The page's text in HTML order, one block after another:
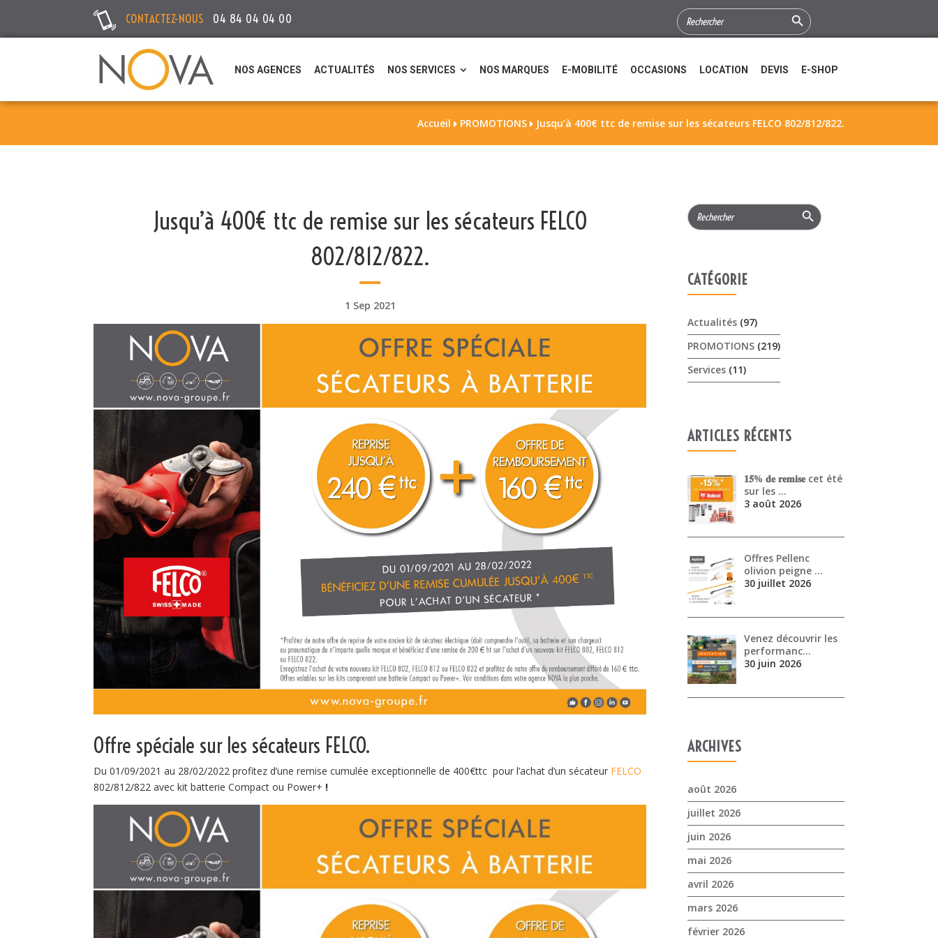
CONTACTEZ-NOUS 04 84 04 04 00
SEARCH
FOR:
Search Button
NOS AGENCES ACTUALITÉS NOS SERVICES NOS MARQUES E-MOBILITÉ OCCASIONS LOCATION DEVIS E-SHOP
Accueil  PROMOTIONS  Jusqu’à 400€ ttc de remise sur les sécateurs FELCO 802/812/822.
Jusqu’à 400€ ttc de remise sur les sécateurs FELCO
802/812/822.
1 Sep 2021
Offre spéciale sur les sécateurs FELCO.
Du 01/09/2021 au 28/02/2022 profitez d’une remise cumulée exceptionnelle de 400€ttc pour l’achat d’un sécateur FELCO
802/812/822avec kit batterie Compact ou Power+ !
Search
for:
Search Button
CATÉGORIE
Actualités (97)
PROMOTIONS (219)
Services (11)
ARTICLES RÉCENTS
𝟏𝟓% 𝐝𝐞 𝐫𝐞𝐦𝐢𝐬𝐞 cet été
sur les …
3 août 2026
Offres Pellenc
olivion peigne …
30 juillet 2026
Venez découvrir les
performanc…
30 juin 2026
ARCHIVES
août 2026
juillet 2026
juin 2026
mai 2026
avril 2026
mars 2026
février 2026